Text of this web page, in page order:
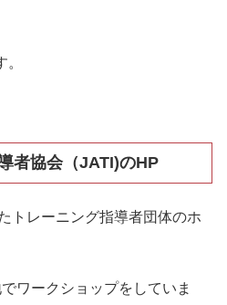
者協会（JATI)のHP
トレーニング指導者団体のホ
ワークショップをしていま